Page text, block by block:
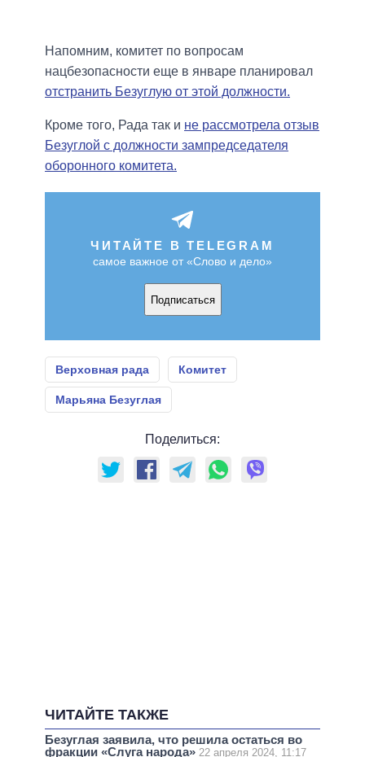
Напомним, комитет по вопросам
нацбезопасности еще в январе планировал
отстранить Безуглую от этой должности.
Кроме того, Рада так и не рассмотрела отзыв
Безуглой с должности зампредседателя
оборонного комитета.
ЧИТАЙТЕ В TELEGRAM
самое важное от «Слово и дело»
Подписаться
Верховная рада Комитет
Марьяна Безуглая
Поделиться:
ЧИТАЙТЕ ТАКЖЕ
Безуглая заявила, что решила остаться во
фракции «Слуга народа» 22 апреля 2024, 11:17